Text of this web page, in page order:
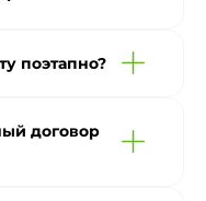
поэтапно?
договор